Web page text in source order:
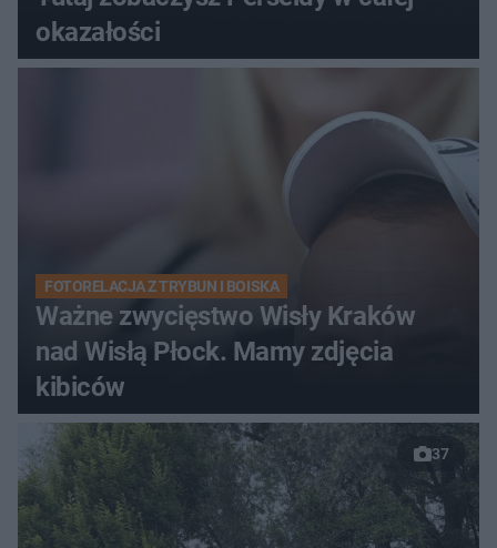
okazałości
FOTORELACJA Z TRYBUN I BOISKA
Ważne zwycięstwo Wisły Kraków
nad Wisłą Płock. Mamy zdjęcia
kibiców
37